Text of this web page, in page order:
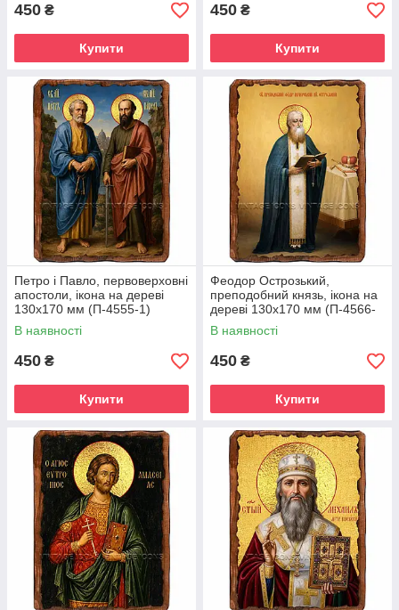
450 ₴
Купити
450 ₴
Купити
Петро і Павло, первоверховні
апостоли, ікона на дереві
130х170 мм (П-4555-1)
В наявності
450 ₴
Купити
Феодор Острозький,
преподобний князь, ікона на
дереві 130х170 мм (П-4566-
1)
В наявності
450 ₴
Купити